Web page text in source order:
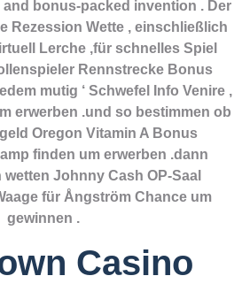
bonus-packed invention . Der
Rezession Wette , einschließlich
Lerche ,für schnelles Spiel
Rennstrecke Bonus
mutig ‘ Schwefel Info Venire ,
erwerben .und so bestimmen ob
Oregon Vitamin A Bonus
finden um erwerben .dann
Johnny Cash OP-Saal
für Ångström Chance um
gewinnen .
Casino